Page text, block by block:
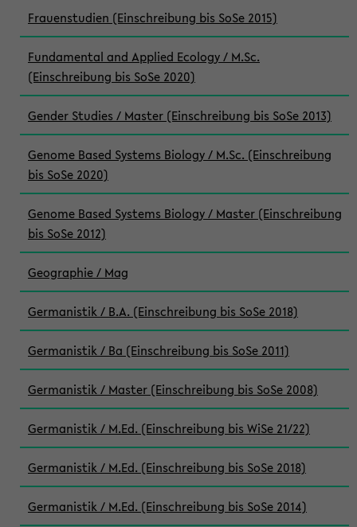
Frauenstudien (Einschreibung bis SoSe 2015)
Fundamental and Applied Ecology / M.Sc.
(Einschreibung bis SoSe 2020)
Gender Studies / Master (Einschreibung bis SoSe 2013)
Genome Based Systems Biology / M.Sc. (Einschreibung
bis SoSe 2020)
Genome Based Systems Biology / Master (Einschreibung
bis SoSe 2012)
Geographie / Mag
Germanistik / B.A. (Einschreibung bis SoSe 2018)
Germanistik / Ba (Einschreibung bis SoSe 2011)
Germanistik / Master (Einschreibung bis SoSe 2008)
Germanistik / M.Ed. (Einschreibung bis WiSe 21/22)
Germanistik / M.Ed. (Einschreibung bis SoSe 2018)
Germanistik / M.Ed. (Einschreibung bis SoSe 2014)